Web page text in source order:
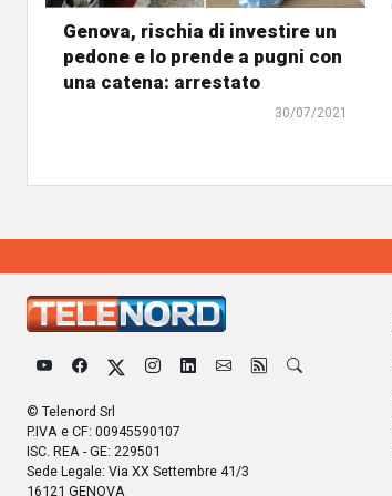
Genova, rischia di investire un
pedone e lo prende a pugni con
una catena: arrestato
30/07/2021
© Telenord Srl
P.IVA e CF: 00945590107
ISC. REA - GE: 229501
Sede Legale: Via XX Settembre 41/3
16121 GENOVA